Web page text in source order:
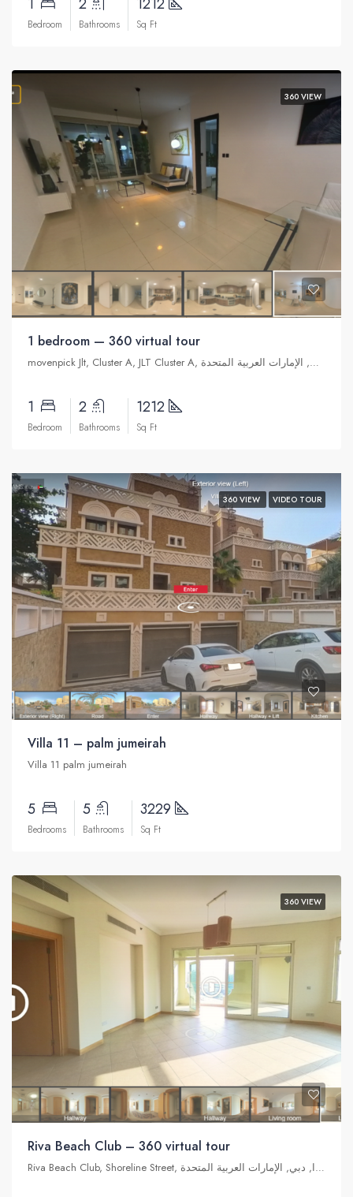
1
Bedroom
2
Bathrooms
1212
Sq Ft
360 VIEW
1 bedroom — 360 virtual tour
movenpick Jlt, Cluster A, JLT Cluster A, تلال الإمارات, دبي, الإمارات العربية المتحدة
1
Bedroom
2
Bathrooms
1212
Sq Ft
360 VIEW VIDEO TOUR
Villa 11 – palm jumeirah
Villa 11 palm jumeirah
5
Bedrooms
5
Bathrooms
3229
Sq Ft
360 VIEW
Riva Beach Club – 360 virtual tour
Riva Beach Club, Shoreline Street, نخلة جميرا, دبي, الإمارات العربية المتحدة